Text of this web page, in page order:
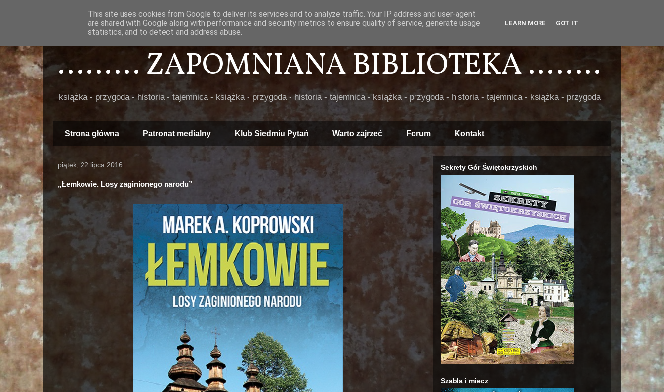
......... ZAPOMNIANA BIBLIOTEKA ........
książka - przygoda - historia - tajemnica - książka - przygoda - historia - tajemnica - książka - przygoda - historia - tajemnica - książka - przygoda
Strona główna Patronat medialny Klub Siedmiu Pytań Warto zajrzeć Forum Kontakt
piątek, 22 lipca 2016
„Łemkowie. Losy zaginionego narodu”
Sekrety Gór Świętokrzyskich
Szabla i miecz
This site uses cookies from Google to deliver its services and to analyze traffic. Your IP address and user-agent
are shared with Google along with performance and security metrics to ensure quality of service, generate usage
statistics, and to detect and address abuse.
LEARN MORE GOT IT